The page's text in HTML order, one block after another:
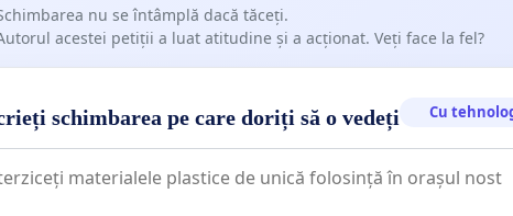
nu se întâmplă dacă tăceți.
acestei petiții a luat atitudine și a acționat. Veți face la fel?
schimbarea pe care doriți să o vedeți Cu